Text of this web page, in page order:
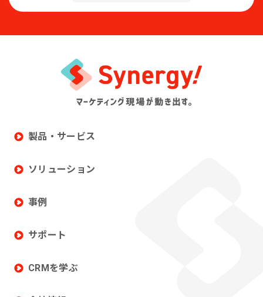
製品・サービス
ソリューション
事例
サポート
CRMを学ぶ